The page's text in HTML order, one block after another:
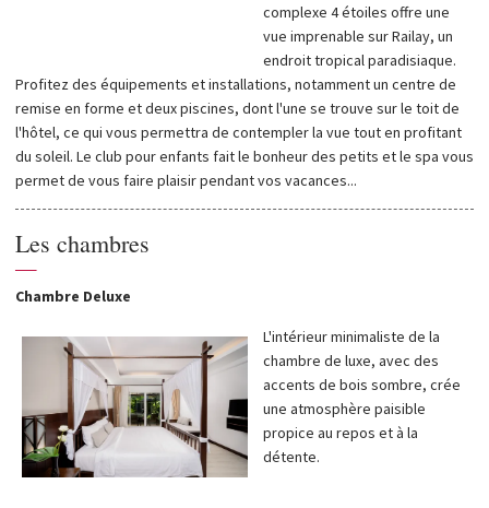
complexe 4 étoiles offre une
vue imprenable sur Railay, un
endroit tropical paradisiaque.
Profitez des équipements et installations, notamment un centre de
remise en forme et deux piscines, dont l'une se trouve sur le toit de
l'hôtel, ce qui vous permettra de contempler la vue tout en profitant
du soleil. Le club pour enfants fait le bonheur des petits et le spa vous
permet de vous faire plaisir pendant vos vacances...
Les chambres
—
Chambre Deluxe
L'intérieur minimaliste de la
chambre de luxe, avec des
accents de bois sombre, crée
une atmosphère paisible
propice au repos et à la
détente.